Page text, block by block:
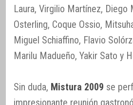
Laura, Virgilio Martínez, Diego
Osterling, Coque Ossio,
Miguel Schiaffino, Flavio
Marilu Madueño, Yakir Sato y
Sin duda, Mistura 2009 se
impresionante reunión